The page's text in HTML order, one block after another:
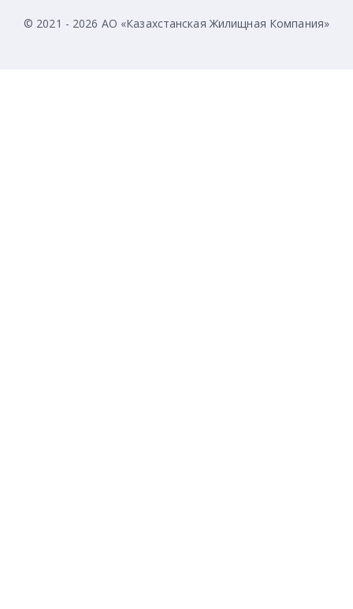
© 2021 - 2026 АО «Казахстанская Жилищная Компания»